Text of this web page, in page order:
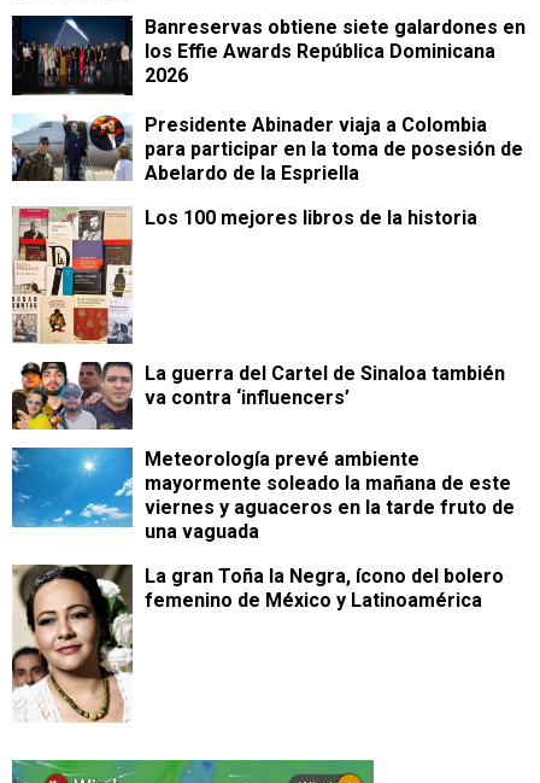
Banreservas obtiene siete galardones en
los Effie Awards República Dominicana
2026
Presidente Abinader viaja a Colombia
para participar en la toma de posesión de
Abelardo de la Espriella
Los 100 mejores libros de la historia
La guerra del Cartel de Sinaloa también
va contra ‘influencers’
Meteorología prevé ambiente
mayormente soleado la mañana de este
viernes y aguaceros en la tarde fruto de
una vaguada
La gran Toña la Negra, ícono del bolero
femenino de México y Latinoamérica